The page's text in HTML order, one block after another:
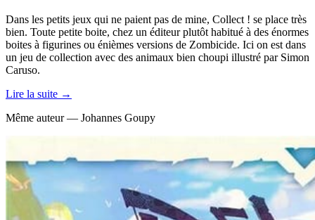
Dans les petits jeux qui ne paient pas de mine, Collect ! se place très
bien. Toute petite boite, chez un éditeur plutôt habitué à des énormes
boites à figurines ou énièmes versions de Zombicide. Ici on est dans
un jeu de collection avec des animaux bien choupi illustré par Simon
Caruso.
Lire la suite →
Même auteur — Johannes Goupy